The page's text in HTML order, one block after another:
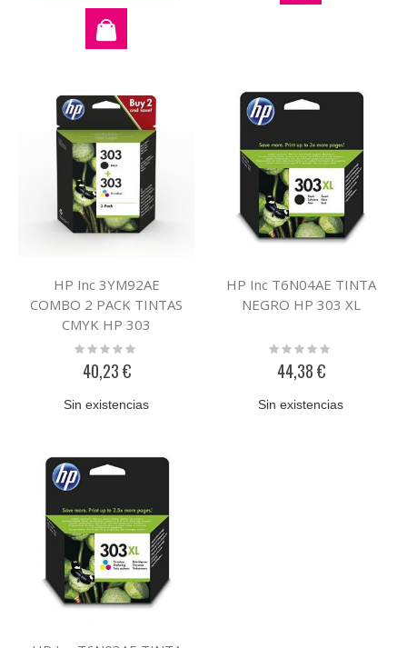
HP Inc 3YM92AE
COMBO 2 PACK TINTAS
CMYK HP 303
Rating:
40,23 €
Sin existencias
HP Inc T6N04AE TINTA
NEGRO HP 303 XL
Rating:
44,38 €
Sin existencias